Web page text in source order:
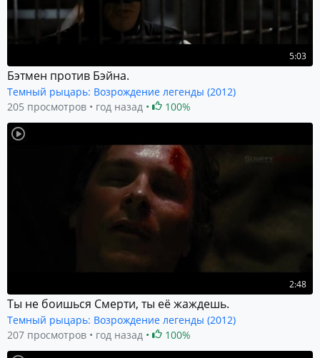
5:03
Бэтмен против Бэйна.
Темный рыцарь: Возрождение легенды (2012)
205 просмотров
год назад 100%
2:48
Ты не боишься Смерти, ты её жаждешь.
Темный рыцарь: Возрождение легенды (2012)
207 просмотров
год назад 100%